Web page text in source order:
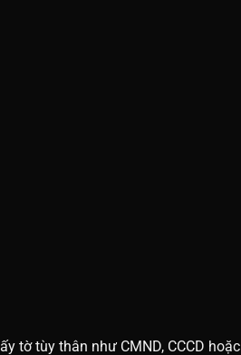
tờ tùy thân như CMND, CCCD hoặc